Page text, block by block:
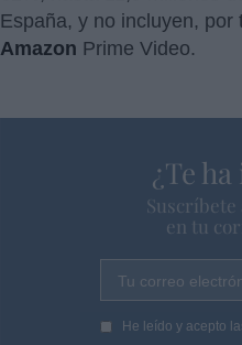
España, y no incluyen,
Amazon Prime Video.
¿Te
en tu
Tu correo
He leído y acepto